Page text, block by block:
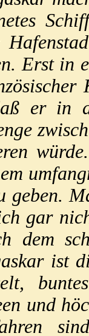
Erst in
er in
geben.
gar
dem
ist
und